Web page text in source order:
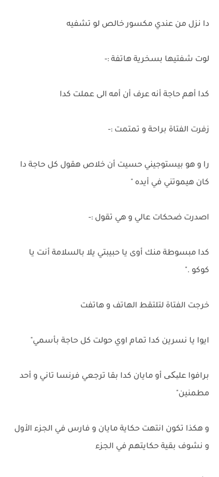
دا نزل من عندي مكسور خالص لو تشفيه
لوت شفتيها بسخرية هاتفة :-
كدا أهم حاجة أنه عرف أن أمه الى عملت كدا
زفرت الفتاة براحة و تمتمت :-
را و هو بيستوجيني حسيت أن خلاص هقول كل حاجة دا
كان هيموتني في أيده "
اصدرت ضحكات عالي و هي تقول :-
كدا مبسوطة منك أوى يا حبيبتي يلا بالسلامة أنت يا
كوكو ."
خرجت الفتاة لتلتقط الهاتف و هاتفت
ايوا يا نسرين كدا تمام اوي حولت كل حاجة بأسمي"
برافوا علیکی أو مايان كدا بقا ترجعي فرنسا تاني و أحد
مطمنين"
و هكذا تكون انتهت حكاية مايان و فارس في الجزء الأول
و نشوف بقية حكايتهم في الجزء